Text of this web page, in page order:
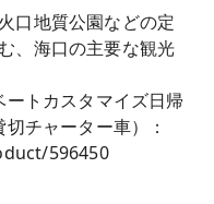
口地質公園などの定
、海口の主要な観光
トカスタマイズ日帰
チャーター車）：
596450